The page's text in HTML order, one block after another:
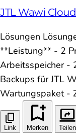
JTL Wawi
Lösungen
**Leistung** - 2
Arbeitsspeicher -
Backups für JTL
Wartungspaket -
Link Merken Teilen